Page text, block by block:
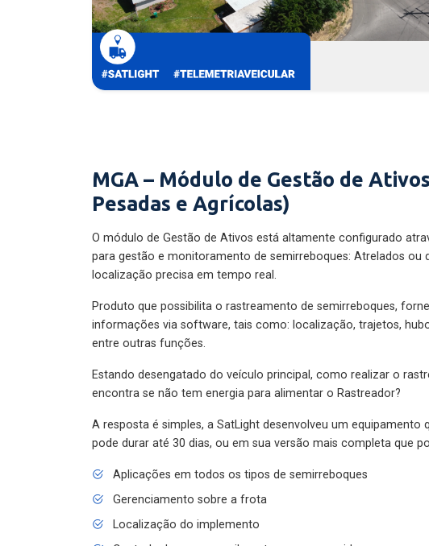
MGA – Módulo de Gestão de
Pesadas e Agrícolas)
O módulo de Gestão de Ativos está altamente configurado
para gestão e monitoramento de semirreboques: Atrelados ou
localização precisa em tempo real.
Produto que possibilita o rastreamento de semirreboques,
informações via software, tais como: localização, trajetos,
entre outras funções.
Estando desengatado do veículo principal, como realizar o
encontra se não tem energia para alimentar o Rastreador?
A resposta é simples, a SatLight desenvolveu um equipamento
pode durar até 30 dias, ou em sua versão mais completa que
Aplicações em todos os tipos de semirreboques
Gerenciamento sobre a frota
Localização do implemento
Controle de pneus e quilometragem percorrida